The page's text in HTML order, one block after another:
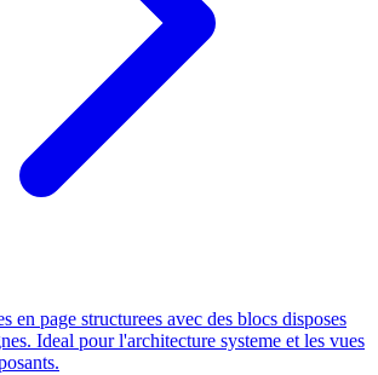
en page structurees avec des blocs disposes
Ideal pour l'architecture systeme et les vues